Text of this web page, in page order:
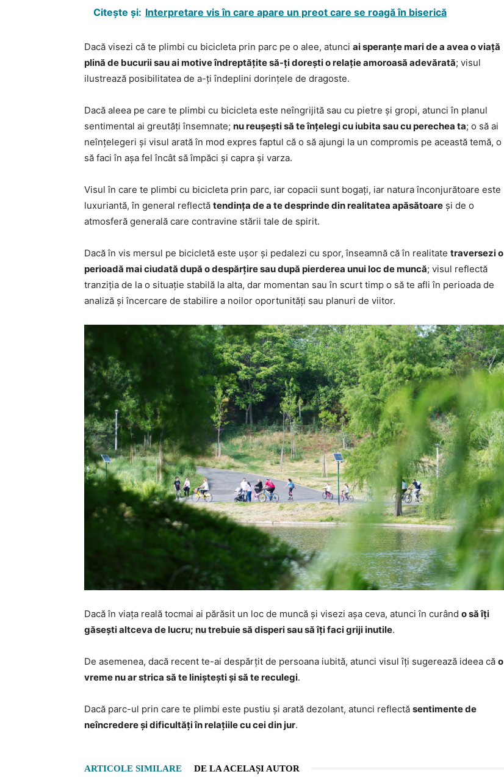
Citește și: Interpretare vis în care apare un preot care se roagă în biserică
Dacă visezi că te plimbi cu bicicleta prin parc pe o alee, atunci ai speranțe mari de a avea o viață
plină de bucurii sau ai motive îndreptățite să-ți dorești o relație amoroasă adevărată; visul
ilustrează posibilitatea de a-ți îndeplini dorințele de dragoste.
Dacă aleea pe care te plimbi cu bicicleta este neîngrijită sau cu pietre și gropi, atunci în planul
sentimental ai greutăți însemnate; nu reușești să te înțelegi cu iubita sau cu perechea ta; o să ai
neînțelegeri și visul arată în mod expres faptul că o să ajungi la un compromis pe această temă, o
să faci în așa fel încât să împăci și capra și varza.
Visul în care te plimbi cu bicicleta prin parc, iar copacii sunt bogați, iar natura înconjurătoare este
luxuriantă, în general reflectă tendința de a te desprinde din realitatea apăsătoare și de o
atmosferă generală care contravine stării tale de spirit.
Dacă în vis mersul pe bicicletă este ușor și pedalezi cu spor, înseamnă că în realitate traversezi o
perioadă mai ciudată după o despărțire sau după pierderea unui loc de muncă; visul reflectă
tranziția de la o situație stabilă la alta, dar momentan sau în scurt timp o să te afli în perioada de
analiză și încercare de stabilire a noilor oportunități sau planuri de viitor.
Dacă în viața reală tocmai ai părăsit un loc de muncă și visezi așa ceva, atunci în curând o să îți
găsești altceva de lucru; nu trebuie să disperi sau să îți faci griji inutile.
De asemenea, dacă recent te-ai despărțit de persoana iubită, atunci visul îți sugerează ideea că o
vreme nu ar strica să te liniștești și să te reculegi.
Dacă parc-ul prin care te plimbi este pustiu și arată dezolant, atunci reflectă sentimente de
neîncredere și dificultăți în relațiile cu cei din jur.
ARTICOLE SIMILARE DE LA ACELAȘI AUTOR